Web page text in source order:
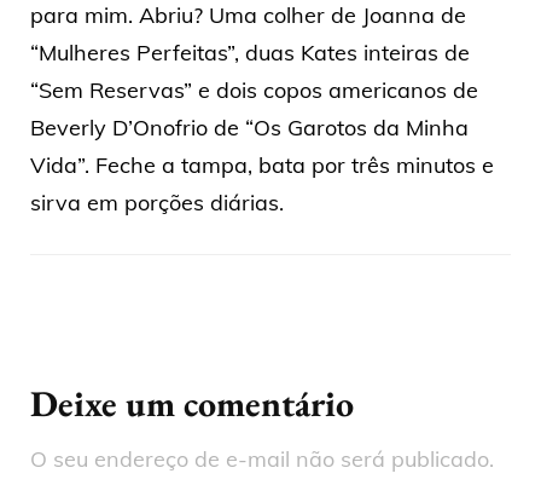
para mim. Abriu? Uma colher de Joanna de
“Mulheres Perfeitas”, duas Kates inteiras de
“Sem Reservas” e dois copos americanos de
Beverly D’Onofrio de “Os Garotos da Minha
Vida”. Feche a tampa, bata por três minutos e
sirva em porções diárias.
Deixe um comentário
O seu endereço de e-mail não será publicado.